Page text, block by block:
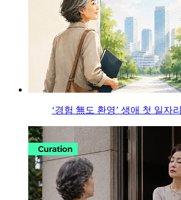
‘경험 無도 환영’ 생애 첫 일자